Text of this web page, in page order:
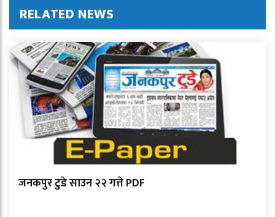
RELATED NEWS
जनकपुर टुडे साउन २२ गत्ते PDF